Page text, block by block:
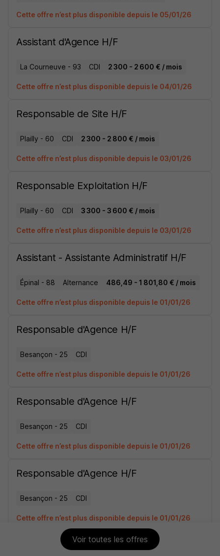
Voir toutes les offres
Cette offre n’est plus disponible depuis le 05/01/26
Assistant d'Agence H/F
La Courneuve - 93 CDI 2 300 - 2 600 € / mois
Cette offre n’est plus disponible depuis le 04/01/26
Responsable de Site H/F
Plailly - 60 CDI 2 300 - 2 800 € / mois
Cette offre n’est plus disponible depuis le 03/01/26
Responsable Exploitation H/F
Plailly - 60 CDI 3 300 - 3 600 € / mois
Cette offre n’est plus disponible depuis le 03/01/26
Assistant - Assistante Administratif H/F
Épinal - 88 Alternance 486,49 - 1 801,80 € / mois
Cette offre n’est plus disponible depuis le 01/01/26
Responsable d'Agence H/F
Besançon - 25 CDI
Cette offre n’est plus disponible depuis le 01/01/26
Responsable d'Agence H/F
Besançon - 25 CDI
Cette offre n’est plus disponible depuis le 01/01/26
Responsable d'Agence H/F
Besançon - 25 CDI
Cette offre n’est plus disponible depuis le 01/01/26
Chargé QSE H/F